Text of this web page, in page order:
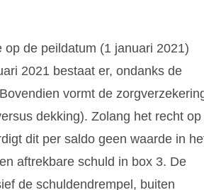
de peildatum (1 januari 2021)
2021 bestaat er, ondanks de
vormt de
dekking). Zolang het recht op
dit per saldo geen waarde in
aftrekbare schuld in box 3. De
de schuldendrempel, buiten